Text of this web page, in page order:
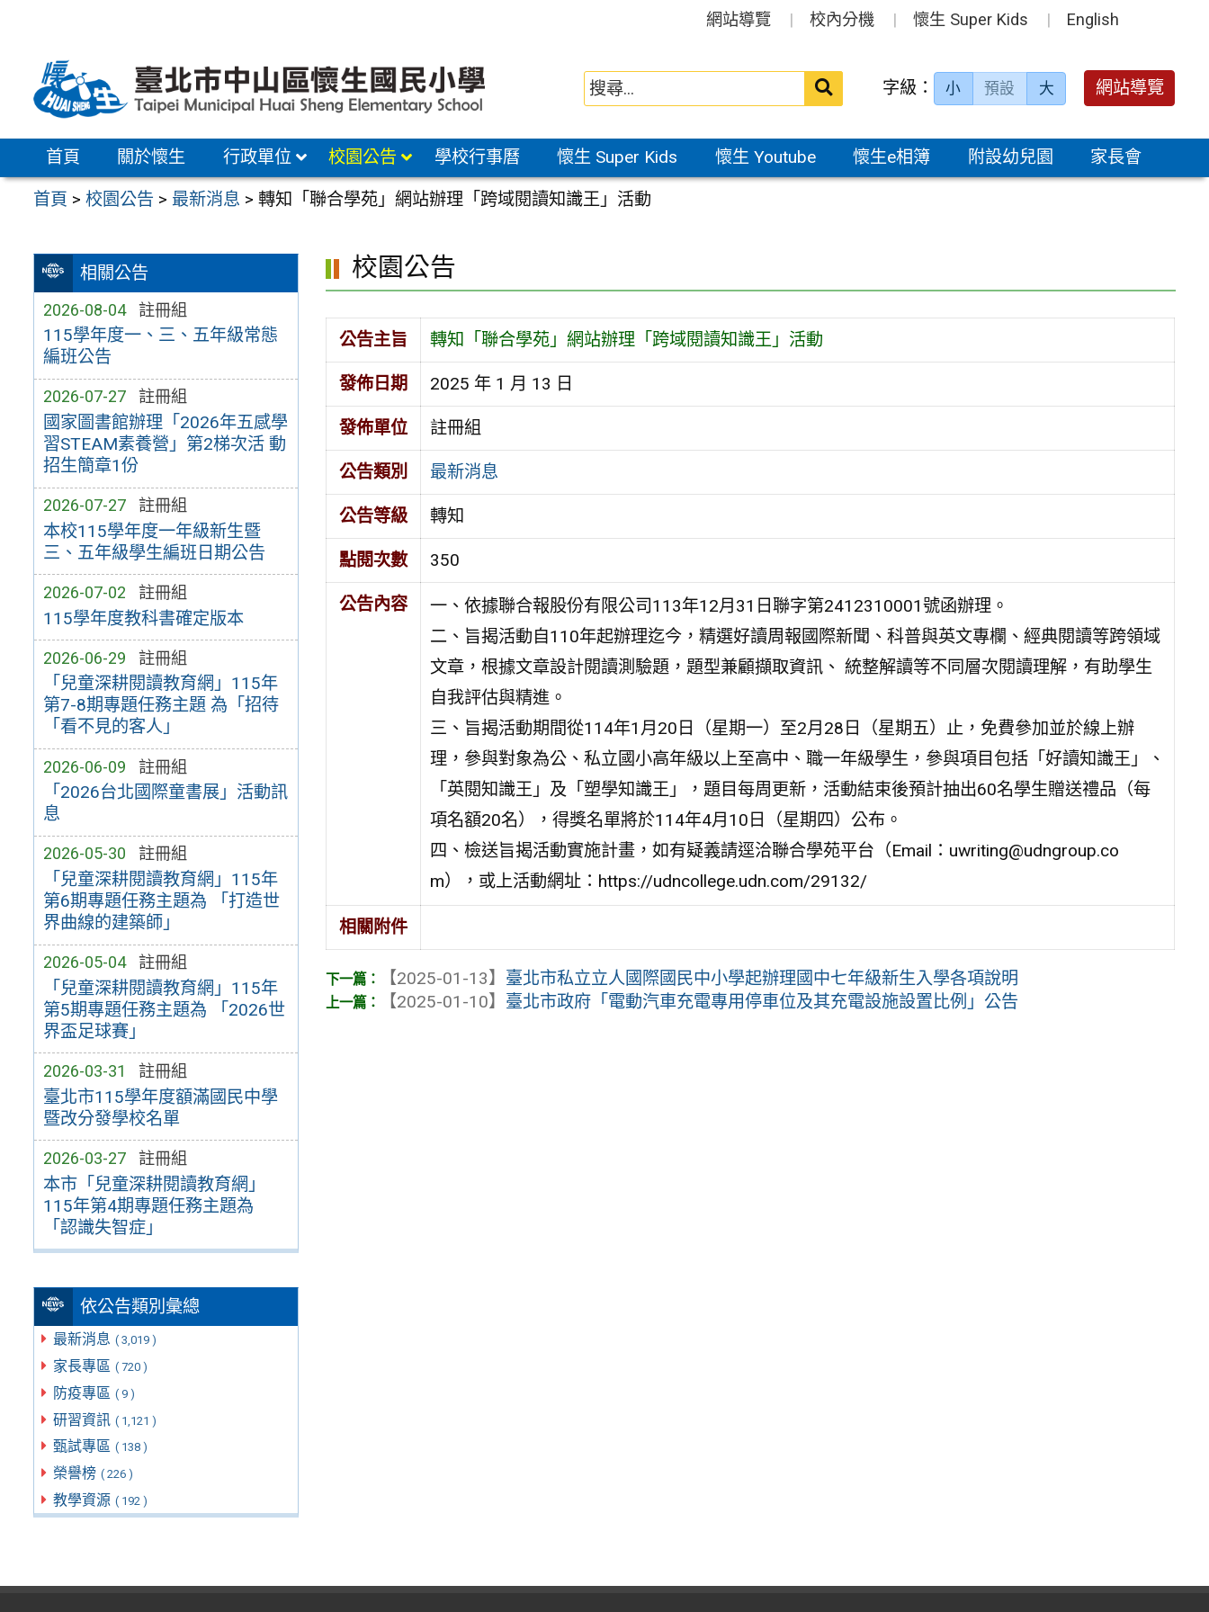
區
網站導覽 校內分機 懷生 Super Kids English
送出 字級： 小 預設 大 網站導覽
首頁 關於懷生 行政單位 校園公告 學校行事曆 懷生 Super Kids 懷生 Youtube 懷生e相簿 附設幼兒園 家長會
首頁 >校園公告 > 最新消息 >轉知「聯合學苑」網站辦理「跨域閱讀知識王」活動
相關公告
2026-08-04 註冊組
115學年度一、三、五年級常態
編班公告
2026-07-27 註冊組
國家圖書館辦理「2026年五感學
習STEAM素養營」第2梯次活 動
招生簡章1份
2026-07-27 註冊組
本校115學年度一年級新生暨
三、五年級學生編班日期公告
2026-07-02 註冊組
115學年度教科書確定版本
2026-06-29 註冊組
「兒童深耕閱讀教育網」115年
第7-8期專題任務主題 為「招待
「看不見的客人」
2026-06-09 註冊組
「2026台北國際童書展」活動訊
息
2026-05-30 註冊組
「兒童深耕閱讀教育網」115年
第6期專題任務主題為 「打造世
界曲線的建築師」
2026-05-04 註冊組
「兒童深耕閱讀教育網」115年
第5期專題任務主題為 「2026世
界盃足球賽」
2026-03-31 註冊組
臺北市115學年度額滿國民中學
暨改分發學校名單
2026-03-27 註冊組
本市「兒童深耕閱讀教育網」
115年第4期專題任務主題為
「認識失智症」
依公告類別彙總
最新消息 ( 3,019 )
家長專區 ( 720 )
防疫專區 ( 9 )
研習資訊 ( 1,121 )
甄試專區 ( 138 )
榮譽榜 ( 226 )
教學資源 ( 192 )
校園公告
公告主旨 轉知「聯合學苑」網站辦理「跨域閱讀知識王」活動
發佈日期 2025 年 1 月 13 日
發佈單位 註冊組
公告類別 最新消息
公告等級 轉知
點閱次數 350
公告內容
一、依據聯合報股份有限公司113年12月31日聯字第2412310001號函辦理。
二、旨揭活動自110年起辦理迄今，精選好讀周報國際新聞、科普與英文專欄、經典閱讀等跨領域
文章，根據文章設計閱讀測驗題，題型兼顧擷取資訊、 統整解讀等不同層次閱讀理解，有助學生
自我評估與精進。
三、旨揭活動期間從114年1月20日（星期一）至2月28日（星期五）止，免費參加並於線上辦
理，參與對象為公、私立國小高年級以上至高中、職一年級學生，參與項目包括「好讀知識王」、
「英閱知識王」及「塑學知識王」，題目每周更新，活動結束後預計抽出60名學生贈送禮品（每
項名額20名），得獎名單將於114年4月10日（星期四）公布。
四、檢送旨揭活動實施計畫，如有疑義請逕洽聯合學苑平台（Email：uwriting@udngroup.co
m），或上活動網址：https://udncollege.udn.com/29132/
相關附件
【2025-01-13】 臺北市私立立人國際國民中小學起辦理國中七年級新生入學各項說明
【2025-01-10】 臺北市政府「電動汽車充電專用停車位及其充電設施設置比例」公告